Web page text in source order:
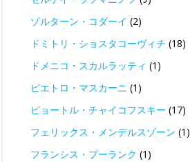
ゾルターン・コダーイ (2)
ドミトリ・ショスタコーヴィチ (18)
ドメニコ・スカルラッティ (1)
ピエトロ・マスカーニ (1)
ピョートル・チャイコフスキー (17)
フェリックス・メンデルスゾーン (1)
フランシス・プーランク (1)